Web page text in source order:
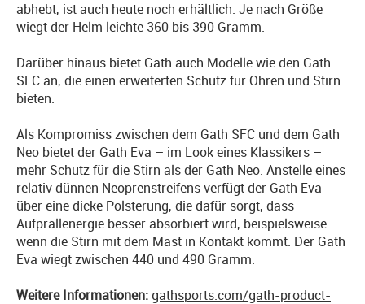
abhebt, ist auch heute noch erhältlich. Je nach Größe
wiegt der Helm leichte 360 bis 390 Gramm.
Darüber hinaus bietet Gath auch Modelle wie den Gath
SFC an, die einen erweiterten Schutz für Ohren und Stirn
bieten.
Als Kompromiss zwischen dem Gath SFC und dem Gath
Neo bietet der Gath Eva – im Look eines Klassikers –
mehr Schutz für die Stirn als der Gath Neo. Anstelle eines
relativ dünnen Neoprenstreifens verfügt der Gath Eva
über eine dicke Polsterung, die dafür sorgt, dass
Aufprallenergie besser absorbiert wird, beispielsweise
wenn die Stirn mit dem Mast in Kontakt kommt. Der Gath
Eva wiegt zwischen 440 und 490 Gramm.
Weitere Informationen: gathsports.com/gath-product-